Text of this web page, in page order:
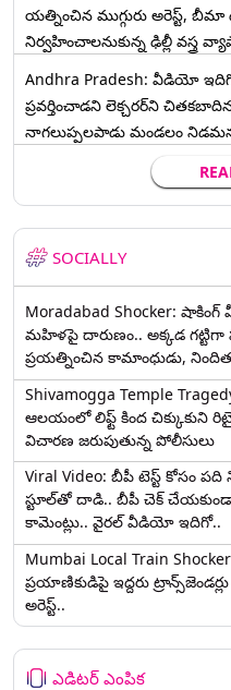
యత్నించిన ముగ్గురు అరెస్ట్, బీమా
నిర్వహించాలనుకున్న ఢిల్లీ వస్త్ర
Andhra Pradesh: వీడియో
ప్రవర్తించాడని లెక్చ‌ర‌ర్‌ని చిత‌క‌బాదిన
నాగలుప్పలపాడు మండలం
SOCIALLY
Moradabad Shocker:
మహిళపై దారుణం.. అక్కడ గట్టిగా
ప్రయత్నించిన కామాంధుడు,
Shivamogga Temple
ఆలయంలో లిఫ్ట్ కింద చిక్కుకుని
విచారణ జరుపుతున్న పోలీసులు
Viral Video: బీపీ టెస్ట్‌ కోసం
స్టూల్‌తో దాడి.. బీపీ చెక్
కామెంట్లు.. వైరల్ వీడియో ఇదిగో..
Mumbai Local Train
ప్రయాణికుడిపై ఇద్దరు
అరెస్ట్..
ఎడిటర్ ఎంపిక